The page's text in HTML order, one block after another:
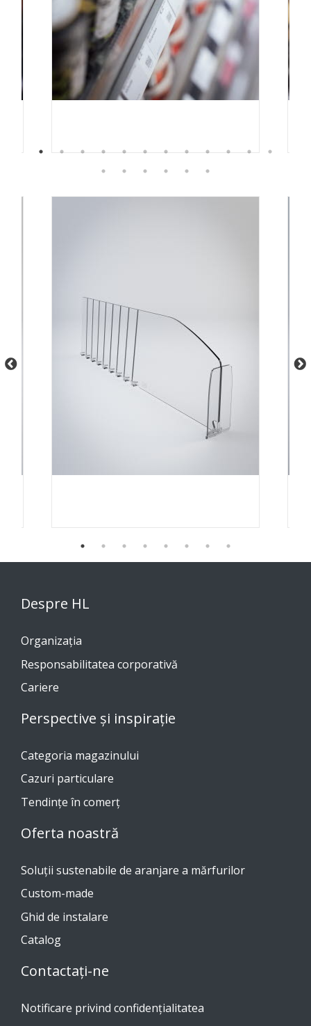
Despre HL
Organizația
Responsabilitatea corporativă
Cariere
Perspective și inspirație
Categoria magazinului
Cazuri particulare
Tendinţe în comerţ
Oferta noastră
Soluții sustenabile de aranjare a mărfurilor
Custom-made
Ghid de instalare
Catalog
Contactați-ne
Notificare privind confidențialitatea